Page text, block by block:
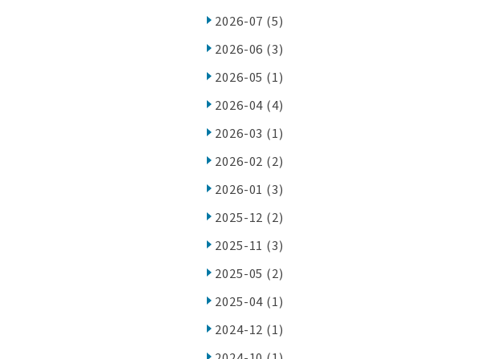
2026-07 (5)
2026-06 (3)
2026-05 (1)
2026-04 (4)
2026-03 (1)
2026-02 (2)
2026-01 (3)
2025-12 (2)
2025-11 (3)
2025-05 (2)
2025-04 (1)
2024-12 (1)